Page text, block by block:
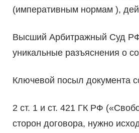
(императивным нормам ),
Высший Арбитражный Суд РФ
уникальные разъяснения о
Ключевой посыл документа
2 ст. 1 и ст. 421 ГК РФ
сторон договора, нужно